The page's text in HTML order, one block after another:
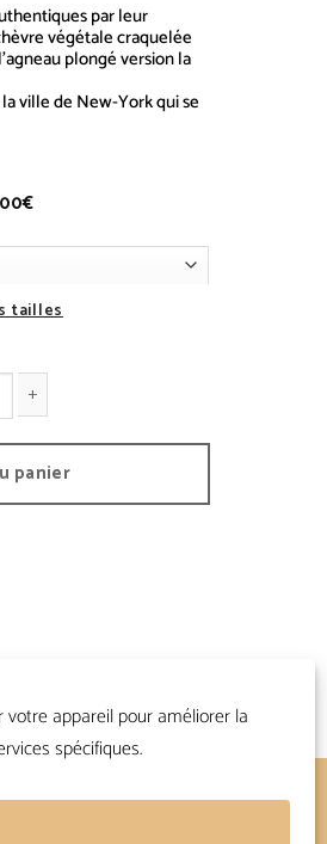
votre appareil pour améliorer la
spécifiques.
par leur
végétale craquelée
plongé version la
ville de New-York qui se
€
tailles
panier